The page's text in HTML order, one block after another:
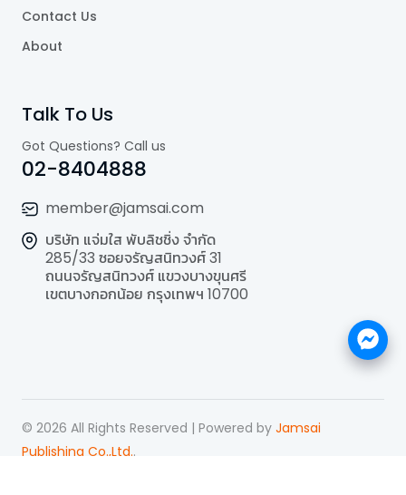
Contact Us
About
Talk To Us
Got Questions? Call us
02-8404888
member@jamsai.com
บริษัท แจ่มใส พับลิชชิ่ง จำกัด
285/33 ซอยจรัญสนิทวงศ์ 31
ถนนจรัญสนิทวงศ์ แขวงบางขุนศรี
เขตบางกอกน้อย กรุงเทพฯ 10700
© 2026 All Rights Reserved | Powered by Jamsai
Publishing Co.,Ltd..